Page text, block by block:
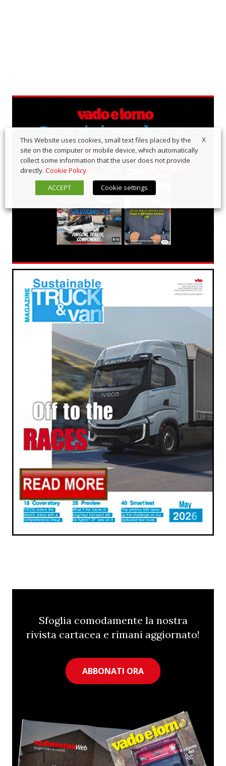
Sfoglia comodamente la nostra
rivista cartacea e rimani aggiornato!
ABBONATI ORA
X
This Website uses cookies, small text files placed by the
site on the computer or mobile device, which automatically
collect some information that the user does not provide
directly. Cookie Policy
ACCEPT
Cookie settings